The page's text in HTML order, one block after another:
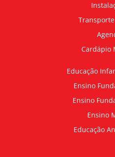
Cardápio
Educação
Ensino
Ensino
Ensino
Educação